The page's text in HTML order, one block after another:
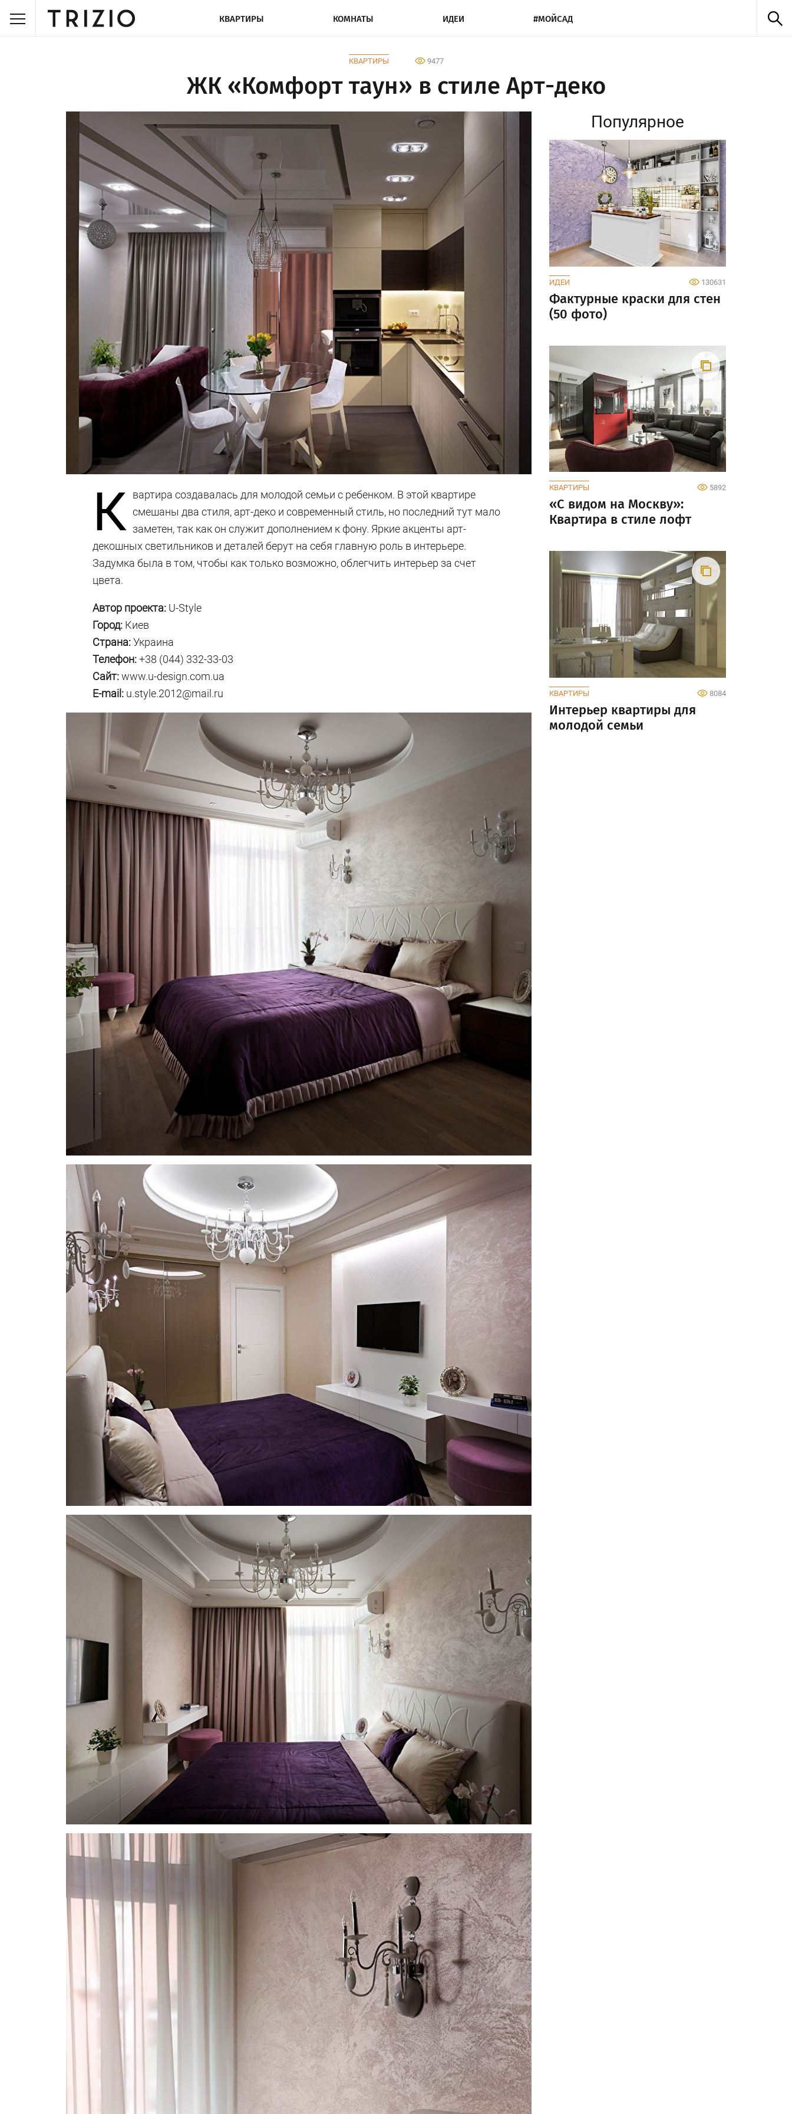
КВАРТИРЫ КОМНАТЫ ИДЕИ #МОЙСАД
КВАРТИРЫ 9477
ЖК «Комфорт таун» в стиле Арт-деко
К вартира создавалась для молодой семьи с ребенком. В этой квартире
смешаны два стиля, арт-деко и современный стиль, но последний тут мало
заметен, так как он служит дополнением к фону. Яркие акценты арт-
декошных светильников и деталей берут на себя главную роль в интерьере.
Задумка была в том, чтобы как только возможно, облегчить интерьер за счет
цвета.
Автор проекта: U-Style
Город: Киев
Страна:Украина
Телефон:+38 (044) 332-33-03
Сайт:www.u-design.com.ua
E-mail: u.style.2012@mail.ru
Популярное
ИДЕИ 130631
Фактурные краски для стен
(50 фото)
КВАРТИРЫ 5892
«С видом на Москву»:
Квартира в стиле лофт
КВАРТИРЫ 8084
Интерьер квартиры для
молодой семьи